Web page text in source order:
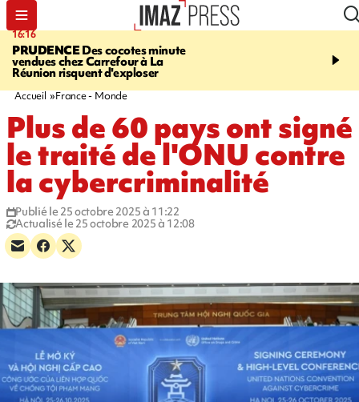
16:16
PRUDENCEDes cocotes minute
vendues chez Carrefour à La
Réunion risquent d'exploser
20:06
l'Asie, mort d'une
Accueil France - Monde
Plus de 60 pays ont signé
le traité de l'ONU contre
la cybercriminalité
Publié le 25 octobre 2025 à 11:22
Actualisé le 25 octobre 2025 à 12:08